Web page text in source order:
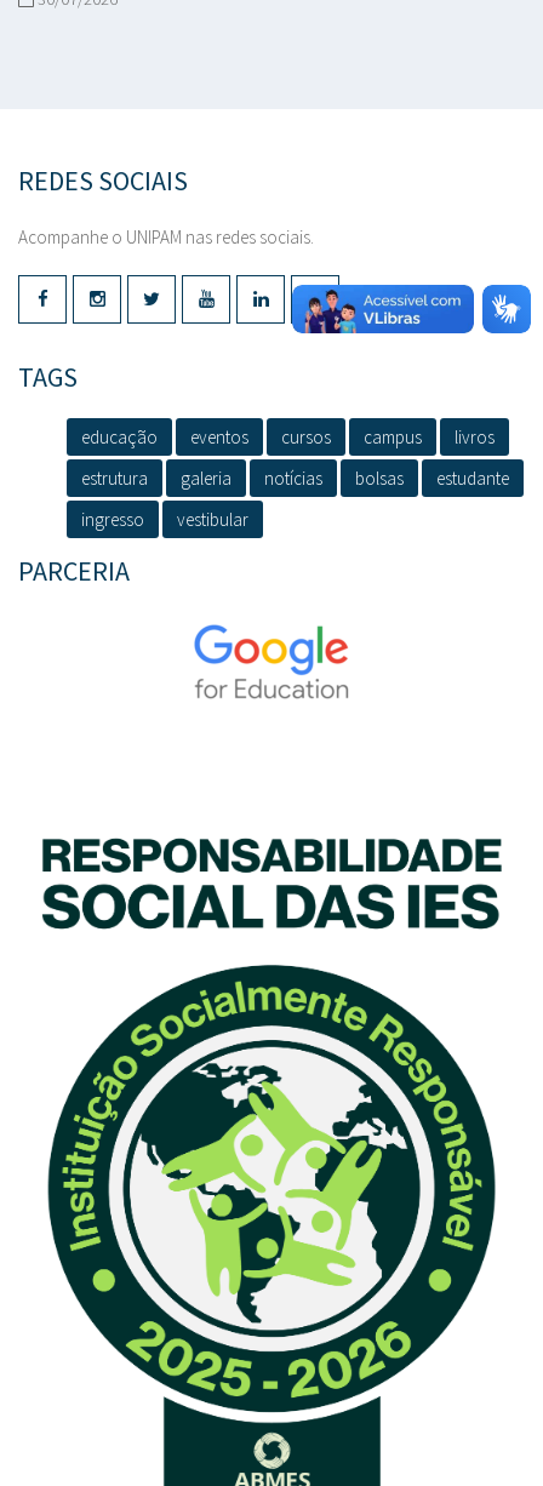
REDES SOCIAIS
Acompanhe o UNIPAM nas redes sociais.
TAGS
educação eventos cursos campus
livros
estrutura
galeria notícias bolsas
estudante
ingresso
vestibular
PARCERIA